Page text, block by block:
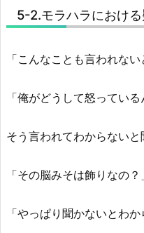
5-2.モラハラにおけ
「こんなことも言われな
「俺がどうして怒っている
そう言われてわからないと
「その脳みそは飾りなの？
「やっぱり聞かないとわか